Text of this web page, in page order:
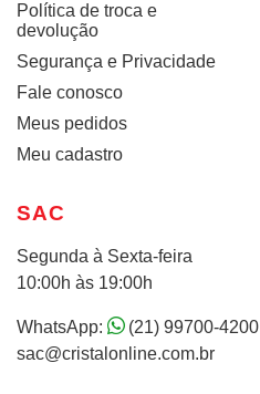
Política de troca e
devolução
Segurança e Privacidade
Fale conosco
Meus pedidos
Meu cadastro
SAC
Segunda à Sexta-feira
10:00h às 19:00h
WhatsApp:
(21) 99700-4200
sac@cristalonline.com.br